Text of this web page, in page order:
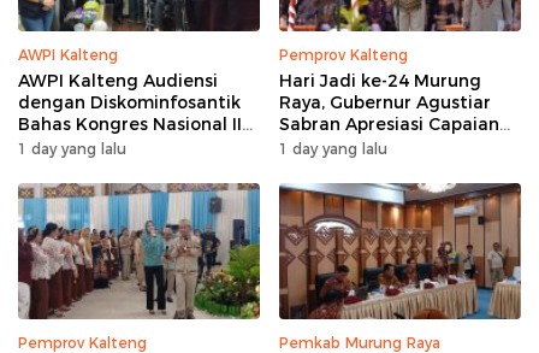
AWPI Kalteng
AWPI Kalteng Audiensi
dengan Diskominfosantik
Bahas Kongres Nasional II
AWPI
1 day yang lalu
Pemprov Kalteng
Hari Jadi ke-24 Murung
Raya, Gubernur Agustiar
Sabran Apresiasi Capaian
Pembangunan
1 day yang lalu
Pemprov Kalteng Pemkab Murung Raya